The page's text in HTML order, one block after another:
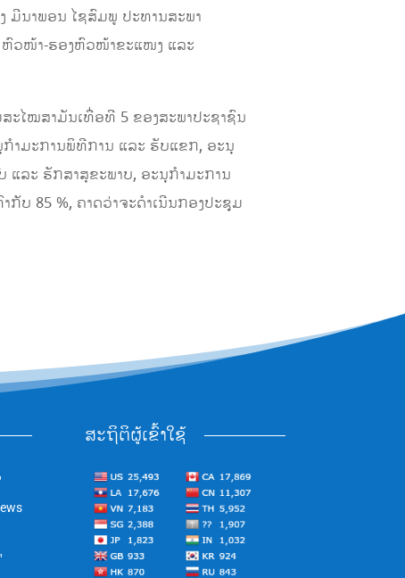
ມີນາພອນ ໄຊສົມພູ ປະທານສະພາ
ຫົວໜ້າ-ຮອງຫົວໜ້າຂະແໜງ ແລະ
ະໄໝສາມັນເທື່ອທີ 5 ຂອງສະພາປະຊາຊົນ
າມະການພິທີການ ແລະ ຮັບແຂກ, ອະນຸ
ແລະ ຮັກສາສຸຂະພາບ, ອະນຸກໍາມະການ
ບ 85 %, ຄາດວ່າຈະດໍາເນີນກອງປະຊຸມ
ສະຖິຕິຜູ້ເຂົ້າໃຊ້